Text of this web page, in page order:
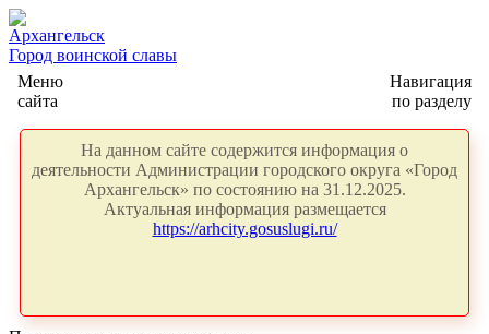
Архангельск
Город воинской славы
Меню
сайта
Навигация
по разделу
На данном сайте содержится информация о
деятельности Администрации городского округа «Город
Архангельск» по состоянию на 31.12.2025.
Актуальная информация размещается
https://arhcity.gosuslugi.ru/